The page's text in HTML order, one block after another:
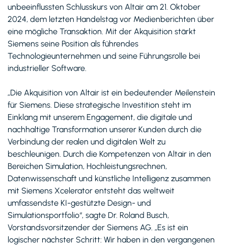
unbeeinflussten Schlusskurs von Altair am 21. Oktober
2024, dem letzten Handelstag vor Medienberichten über
eine mögliche Transaktion. Mit der Akquisition stärkt
Siemens seine Position als führendes
Technologieunternehmen und seine Führungsrolle bei
industrieller Software.
„Die Akquisition von Altair ist ein bedeutender Meilenstein
für Siemens. Diese strategische Investition steht im
Einklang mit unserem Engagement, die digitale und
nachhaltige Transformation unserer Kunden durch die
Verbindung der realen und digitalen Welt zu
beschleunigen. Durch die Kompetenzen von Altair in den
Bereichen Simulation, Hochleistungsrechnen,
Datenwissenschaft und künstliche Intelligenz zusammen
mit Siemens Xcelerator entsteht das weltweit
umfassendste KI-gestützte Design- und
Simulationsportfolio“, sagte Dr. Roland Busch,
Vorstandsvorsitzender der Siemens AG. „Es ist ein
logischer nächster Schritt: Wir haben in den vergangenen